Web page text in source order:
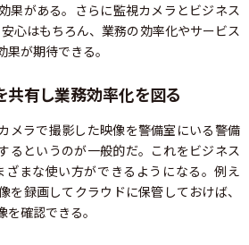
果がある。さらに監視カメラとビジネス
心はもちろん、業務の効率化やサービス
が期待できる。
共有し業務効率化を図る
メラで撮影した映像を警備室にいる警備
るというのが一般的だ。これをビジネス
まな使い方ができるようになる。例え
を録画してクラウドに保管しておけば、
確認できる。